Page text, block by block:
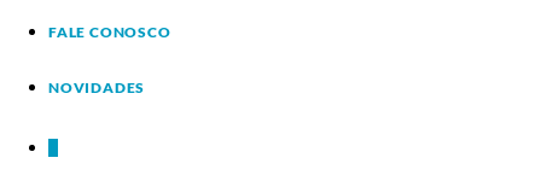
FALE CONOSCO
NOVIDADES